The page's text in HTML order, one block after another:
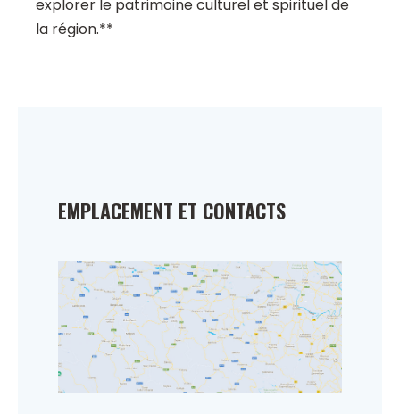
explorer le patrimoine culturel et spirituel de
la région.**
EMPLACEMENT ET CONTACTS